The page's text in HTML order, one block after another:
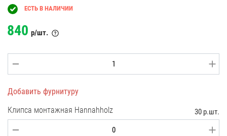
ЕСТЬ В НАЛИЧИИ
840 р/шт.
Добавить фурнитуру
Клипса монтажная Hannahholz
30 р.шт.